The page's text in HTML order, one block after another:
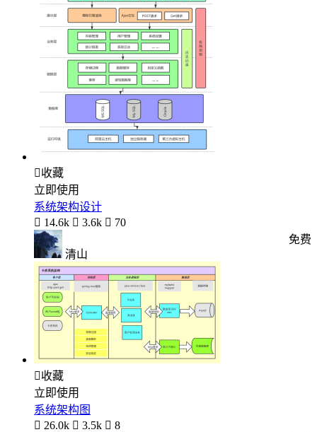
收藏
立即使用
系统架构设计
 14.6k  3.6k  70
清山
免费
收藏
立即使用
系统架构图
 26.0k  3.5k  8